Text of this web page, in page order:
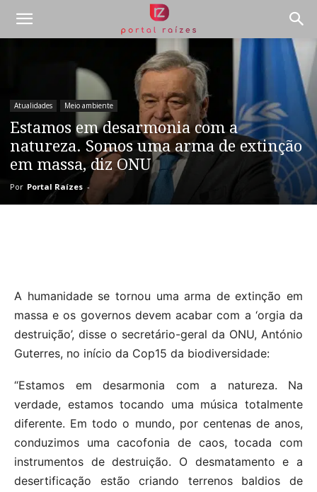
Atualidades Meio ambiente
Estamos em desarmonia com a
natureza. Somos uma arma de extinção
em massa, diz ONU
Por Portal Raízes -
A humanidade se tornou uma arma de extinção em
massa e os governos devem acabar com a ‘orgia da
destruição’, disse o secretário-geral da ONU, António
Guterres, no início da Cop15 da biodiversidade:
“Estamos em desarmonia com a natureza. Na
verdade, estamos tocando uma música totalmente
diferente. Em todo o mundo, por centenas de anos,
conduzimos uma cacofonia de caos, tocada com
instrumentos de destruição. O desmatamento e a
desertificação estão criando terrenos baldios de